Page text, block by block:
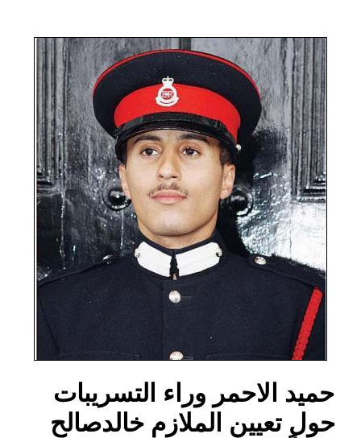
حميد الاحمر وراء التسريبات
حول تعيين الملازم خالدصالح